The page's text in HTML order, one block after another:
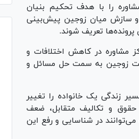
را با هدف تحکیم بنیان
و سازش میان زوجین پیش‌بینی
تعریف شوند.
نقش مراکز مشاوره در کاهش اختلافات و
زوجین به سمت حل مسائل و
زندگی یک خانواده را تغییر
حقوق و تکالیف متقابل، ضعف
در شناسایی و رفع این